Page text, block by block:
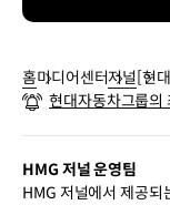
홈미디어센터저널 [현
연료
현대자동차그룹의
HMG 저널 운영팀
HMG 저널에서 제공되